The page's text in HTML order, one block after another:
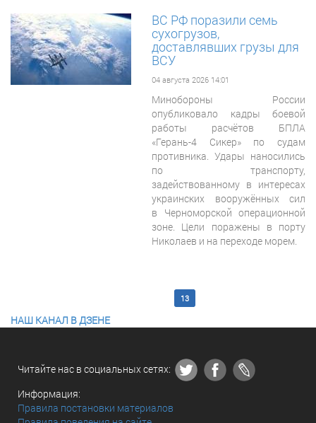
ВС РФ поразили семь
сухогрузов,
доставлявших грузы для
ВСУ
04 августа 2026 14:01
Минобороны России
опубликовало кадры боевой
работы расчётов БПЛА
«Герань-4 Сикер» по судам
противника. Удары наносились
по транспорту,
задействованному в интересах
украинских вооружённых сил
в Черноморской операционной
зоне. Цели поражены в порту
Николаев и на переходе морем.
13
НАШ КАНАЛ В ДЗЕНЕ
Читайте нас в социальных сетях:
Информация:
Правила постановки материалов